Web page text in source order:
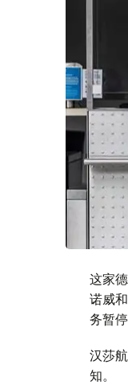
这家
诺威
务暂停
汉莎
知。